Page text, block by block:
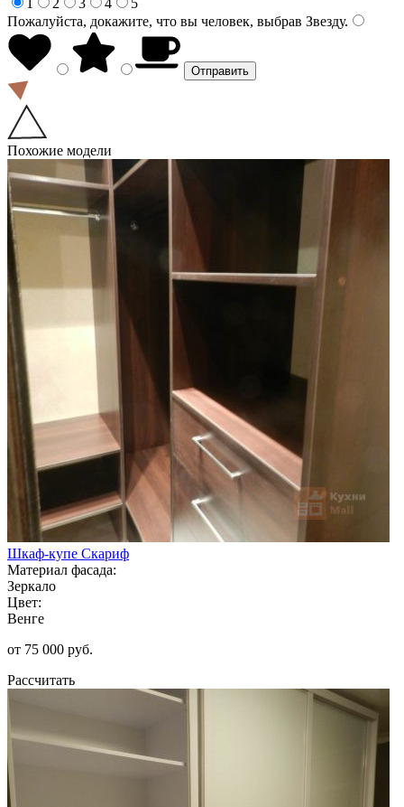
Пожалуйста, докажите, что вы человек, выбрав Звезду.
Похожие модели
Шкаф-купе Скариф
Материал фасада:
Зеркало
Цвет:
Венге
от 75 000 руб.
Рассчитать